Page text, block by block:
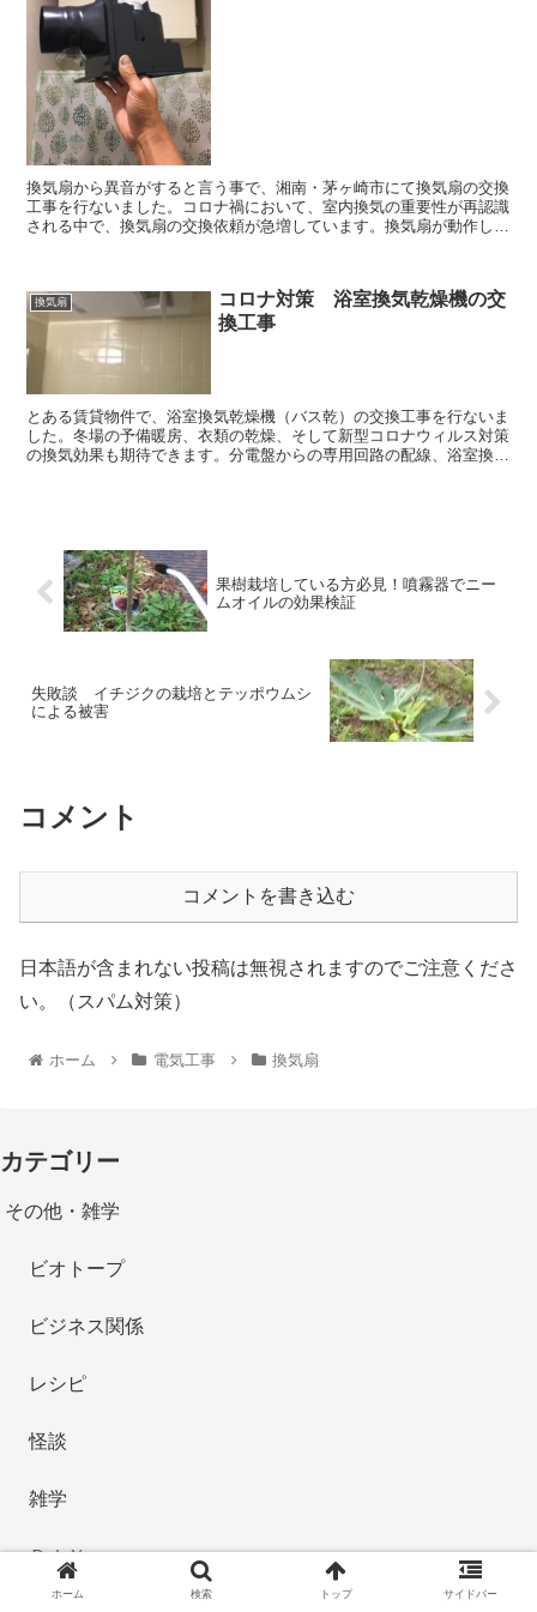
換気扇から異音がすると言う事で、湘南・茅ヶ崎市にて換気扇の交換
工事を行ないました。コロナ禍において、室内換気の重要性が再認識
される中で、換気扇の交換依頼が急増しています。換気扇が動作しな
換気扇
コロナ対策 浴室換気乾燥機の交
換工事
とある賃貸物件で、浴室換気乾燥機（バス乾）の交換工事を行ないま
した。冬場の予備暖房、衣類の乾燥、そして新型コロナウィルス対策
の換気効果も期待できます。分電盤からの専用回路の配線、浴室換気
果樹栽培している方必見！噴霧器でニー
ムオイルの効果検証
失敗談 イチジクの栽培とテッポウムシ
による被害
コメント
コメントを書き込む
日本語が含まれない投稿は無視されますのでご注意くださ
い。（スパム対策）
ホーム 電気工事 換気扇
カテゴリー
その他・雑学
ビオトープ
ビジネス関係
レシピ
怪談
雑学
ＤＩＹ
ホーム 検索 トップ サイドバー